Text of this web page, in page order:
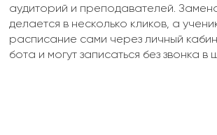
аудиторий и преподавателей.
делается в несколько кликов, а
расписание сами через личный
бота и могут записаться без звонка в